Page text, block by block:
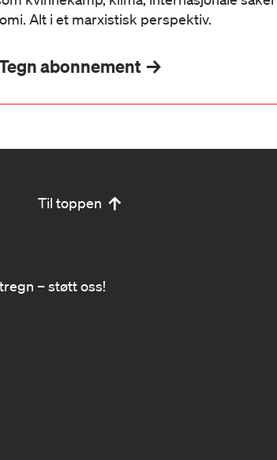
Alt i et marxistisk perspektiv.
abonnement
Til toppen
– støtt oss!